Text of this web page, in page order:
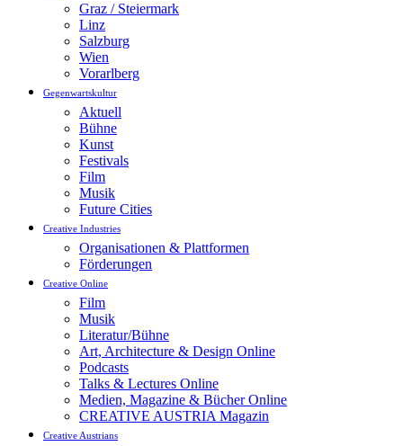
Graz / Steiermark
Linz
Salzburg
Wien
Vorarlberg
Gegenwartskultur
Aktuell
Bühne
Kunst
Festivals
Film
Musik
Future Cities
Creative Industries
Organisationen & Plattformen
Förderungen
Creative Online
Film
Musik
Literatur/Bühne
Art, Architecture & Design Online
Podcasts
Talks & Lectures Online
Medien, Magazine & Bücher Online
CREATIVE AUSTRIA Magazin
Creative Austrians